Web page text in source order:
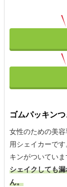
ゴムパッキン
女性のための美
用シェイカーで
キンがついてい
シェイクしても
ん。